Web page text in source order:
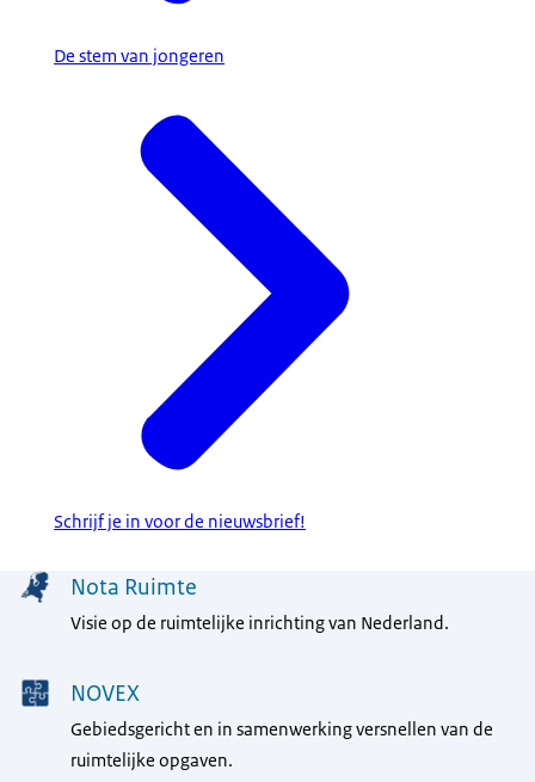
De stem van jongeren
Schrijf je in voor de nieuwsbrief!
Menu Nota Ruimte
Visie op de ruimtelijke inrichting van Nederland.
NOVEX
Gebiedsgericht en in samenwerking versnellen van de
ruimtelijke opgaven.